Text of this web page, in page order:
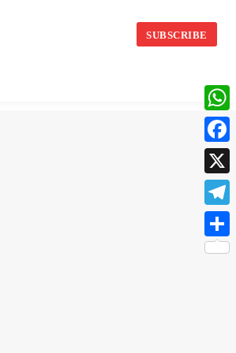
SUBSCRIBE
X
Share